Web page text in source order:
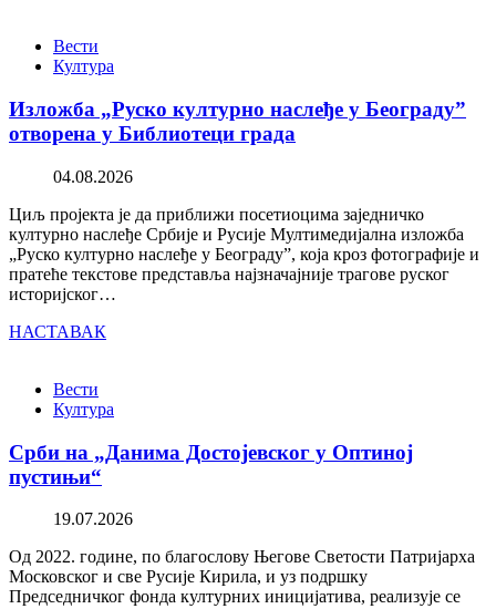
Вести
Култура
Изложба „Руско културно наслеђе у Београду”
отворена у Библиотеци града
04.08.2026
Циљ пројекта је да приближи посетиоцима заједничко
културно наслеђе Србије и Русије Мултимедијална изложба
„Руско културно наслеђе у Београду”, која кроз фотографије и
пратеће текстове представља најзначајније трагове руског
историјског…
НАСТАВАК
Вести
Култура
Срби на „Данима Достојевског у Оптиној
пустињи“
19.07.2026
Од 2022. године, по благослову Његове Светости Патријарха
Московског и све Русије Кирила, и уз подршку
Председничког фонда културних иницијатива, реализује се